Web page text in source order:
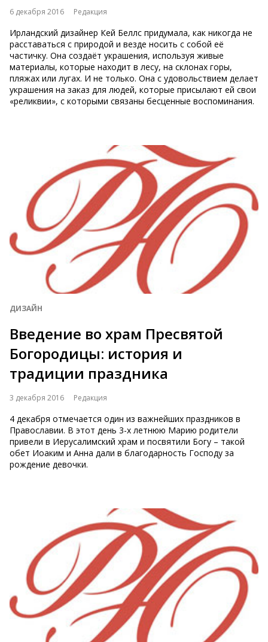
6 декабря 2016 Редакция
Ирландский дизайнер Кей Беллс придумала, как никогда не
расставаться с природой и везде носить с собой её
частичку. Она создаёт украшения, используя живые
материалы, которые находит в лесу, на склонах горы,
пляжах или лугах. И не только. Она с удовольствием делает
украшения на заказ для людей, которые присылают ей свои
«реликвии», с которыми связаны бесценные воспоминания.
ДИЗАЙН
Введение во храм Пресвятой
Богородицы: история и
традиции праздника
3 декабря 2016 Редакция
4 декабря отмечается один из важнейших праздников в
Православии. В этот день 3-х летнюю Марию родители
привели в Иерусалимский храм и посвятили Богу – такой
обет Иоаким и Анна дали в благодарность Господу за
рождение девочки.